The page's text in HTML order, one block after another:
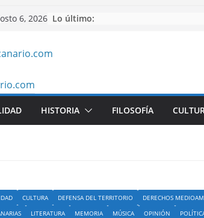
6, 2026 Lo último:
HISTORIA FILOSOFÍA
CULTURA DEFENSA DEL TERRITORIO DERECHOS
LITERATURA MEMORIA MÚSICA OPINIÓN